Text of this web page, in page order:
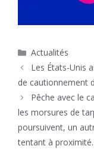
Catégories
Actualités
Les États-Unis
de cautionnement
Pêche avec le
les morsures de
poursuivent, un
tentant à proximité.